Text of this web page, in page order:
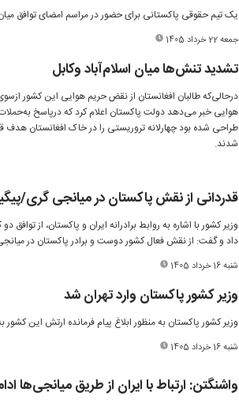
یک تیم حقوقی پاکستانی برای حضور در مراسم امضای توافق
جمعه 22 خرداد 1405
تشدید تنش‌ها میان اسلام‌آباد وکابل
درحالی‌که طالبان افغانستان از نقض حریم هوایی این کشور
هوایی خبر می‌دهد دولت پاکستان اعلام کرد که درپاسخ
شدند.
قدردانی از نقش پاکستان در میانجی گری/پیگیری افزایش تجارت
داد و گفت: از نقش فعال کشور دوست و برادر پاکستان در
شنبه 16 خرداد 1405
وزیر کشور پاکستان وارد تهران شد
وزیر کشور پاکستان به منظور ابلاغ پیام فرمانده ارتش این
شنبه 16 خرداد 1405
واشنگتن: ارتباط با ایران از طریق میانجی‌ها